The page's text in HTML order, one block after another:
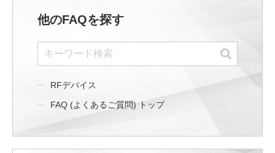
他のFAQを探す
RFデバイス
FAQ (よくあるご質問) トップ